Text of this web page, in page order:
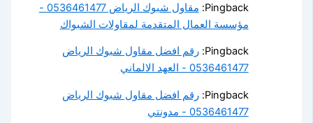
Pingback:
مقاول شبوك الرياض 0536461477 -
مؤسسة العمال المتقدمة لمقاولات الشبواك
Pingback: رقم افضل مقاول شبوك الرياض
0536461477 - العهد الالماني
Pingback: رقم افضل مقاول شبوك الرياض
0536461477 - مدونتي